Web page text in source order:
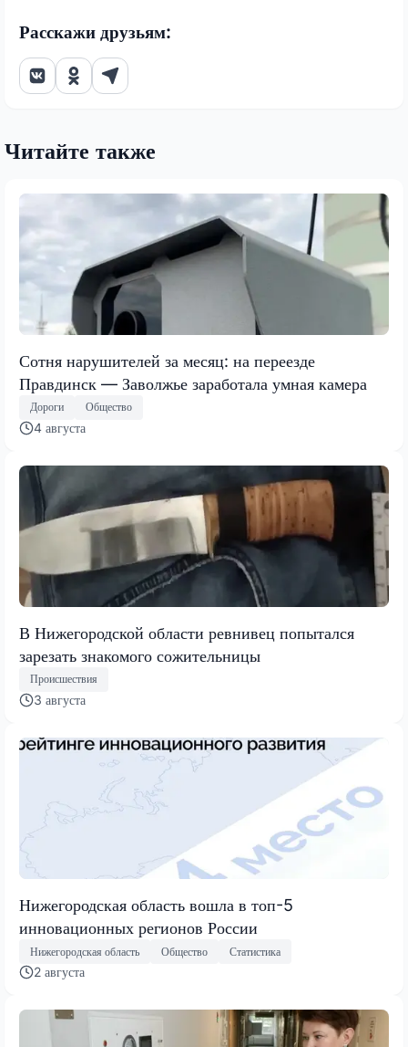
Расскажи друзьям:
Читайте также
Сотня нарушителей за месяц: на переезде
Правдинск — Заволжье заработала умная камера
Дороги Общество
4 августа
В Нижегородской области ревнивец попытался
зарезать знакомого сожительницы
Происшествия
3 августа
Нижегородская область вошла в топ-5
инновационных регионов России
Нижегородская область Общество Статистика
2 августа